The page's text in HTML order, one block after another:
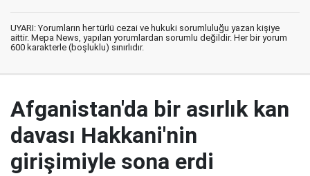
UYARI: Yorumların her türlü cezai ve hukuki sorumluluğu yazan kişiye
aittir. Mepa News, yapılan yorumlardan sorumlu değildir. Her bir yorum
600 karakterle (boşluklu) sınırlıdır.
Afganistan'da bir asırlık kan
davası Hakkani'nin
girişimiyle sona erdi